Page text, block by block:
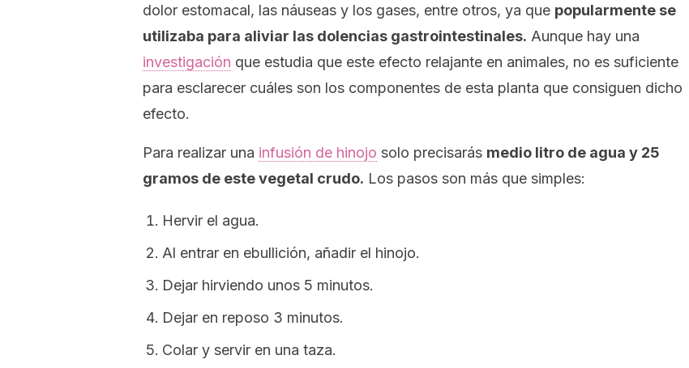
dolor estomacal, las náuseas y los gases, entre otros, ya que popularmente se
utilizaba para aliviar las dolencias gastrointestinales. Aunque hay una
investigación que estudia que este efecto relajante en animales, no es suficiente
para esclarecer cuáles son los componentes de esta planta que consiguen dicho
efecto.
Para realizar una infusión de hinojo solo precisarás medio litro de agua y 25
gramos de este vegetal crudo. Los pasos son más que simples:
Hervir el agua.
Al entrar en ebullición, añadir el hinojo.
Dejar hirviendo unos 5 minutos.
Dejar en reposo 3 minutos.
Colar y servir en una taza.